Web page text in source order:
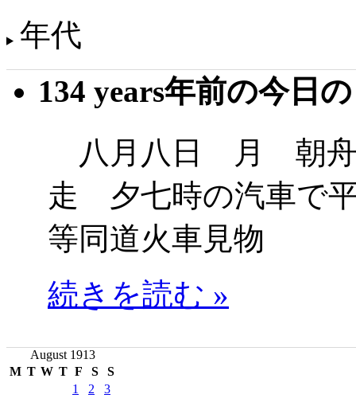
年代
134 years年前の今日
八月八日 月 朝舟
走 夕七時の汽車で
等同道火車見物
続きを読む »
August 1913
M T W T F S S
1 2
3